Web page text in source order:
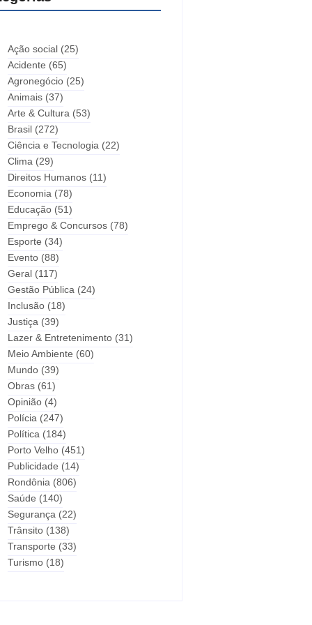
Ação social (25)
Acidente (65)
Agronegócio (25)
Animais (37)
Arte & Cultura (53)
Brasil (272)
Ciência e Tecnologia (22)
Clima (29)
Direitos Humanos (11)
Economia (78)
Educação (51)
Emprego & Concursos (78)
Esporte (34)
Evento (88)
Geral (117)
Gestão Pública (24)
Inclusão (18)
Justiça (39)
Lazer & Entretenimento (31)
Meio Ambiente (60)
Mundo (39)
Obras (61)
Opinião (4)
Polícia (247)
Política (184)
Porto Velho (451)
Publicidade (14)
Rondônia (806)
Saúde (140)
Segurança (22)
Trânsito (138)
Transporte (33)
Turismo (18)